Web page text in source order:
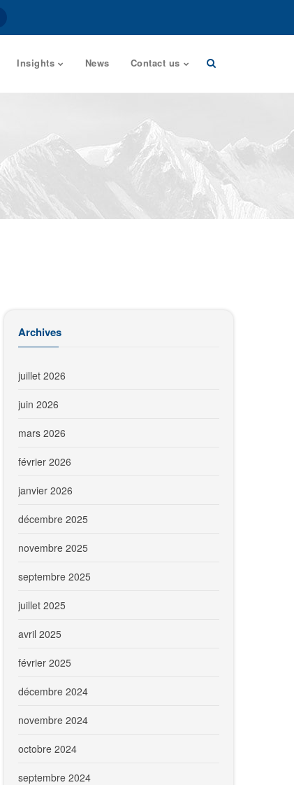
Insights News Contact us
Archives
juillet 2026
juin 2026
mars 2026
février 2026
janvier 2026
décembre 2025
novembre 2025
septembre 2025
juillet 2025
avril 2025
février 2025
décembre 2024
novembre 2024
octobre 2024
septembre 2024